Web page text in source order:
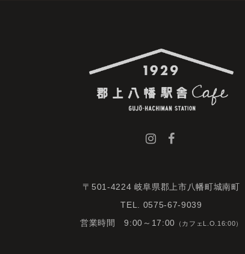
〒501-4224 岐阜県郡上市八幡町城南町
TEL. 0575-67-9039
営業時間 9:00～17:00 （カフェL.O.16:00）